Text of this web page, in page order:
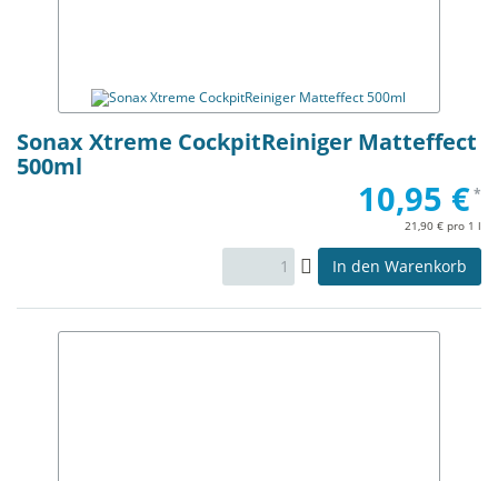
Sonax Xtreme CockpitReiniger Matteffect
500ml
10,95 €*
21,90 € pro 1 l
In den Warenkorb